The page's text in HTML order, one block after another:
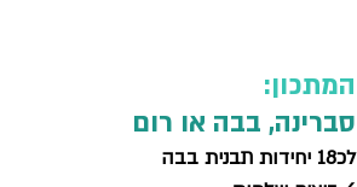
המתכון:
סברינה, בבה או רום
לכ18 יחידות תבנית בבה